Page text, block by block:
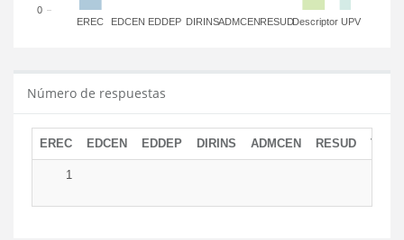
EREC EDCEN EDDEP DIRINSADMCENRESUDDescriptor UPV
0
Número de respuestas
EREC EDCEN EDDEP DIRINS ADMCEN RESUD
1